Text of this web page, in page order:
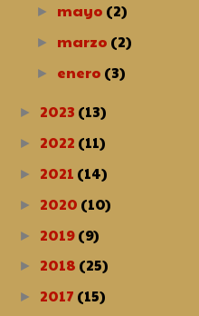
► mayo (2)
► marzo (2)
► enero (3)
► 2023 (13)
► 2022 (11)
► 2021 (14)
► 2020 (10)
► 2019(9)
► 2018 (25)
► 2017 (15)